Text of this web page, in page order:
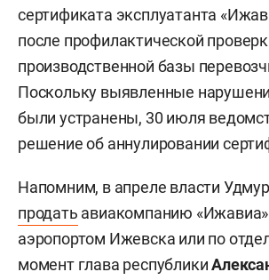
сертификата эксплуатанта
после профилактической
производственной базы
Поскольку выявленные
были устранены, 30 июля
решение об аннулировании
Напомним, в апреле власти
продать авиакомпанию «Ижавиа»
аэропортом Ижевска или по
момент глава республики